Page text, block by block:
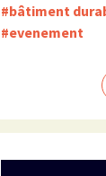
#bâtiment
#evenement